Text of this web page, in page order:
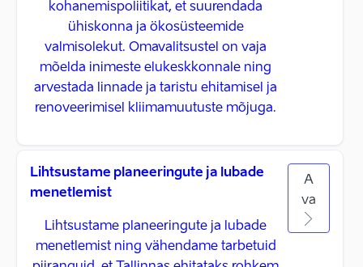
kohanemispoliitikat, et suurendada
ühiskonna ja ökosüsteemide
valmisolekut. Omavalitsustel on vaja
mõelda inimeste elukeskkonnale ning
arvestada linnade ja taristu ehitamisel ja
renoveerimisel kliimamuutuste mõjuga.
Lihtsustame planeeringute ja lubade
menetlemist
Lihtsustame planeeringute ja lubade
menetlemist ning vähendame tarbetuid
A
va